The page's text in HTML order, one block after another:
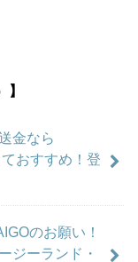
金なら
おすすめ！登
のお願い！
ジーランド・